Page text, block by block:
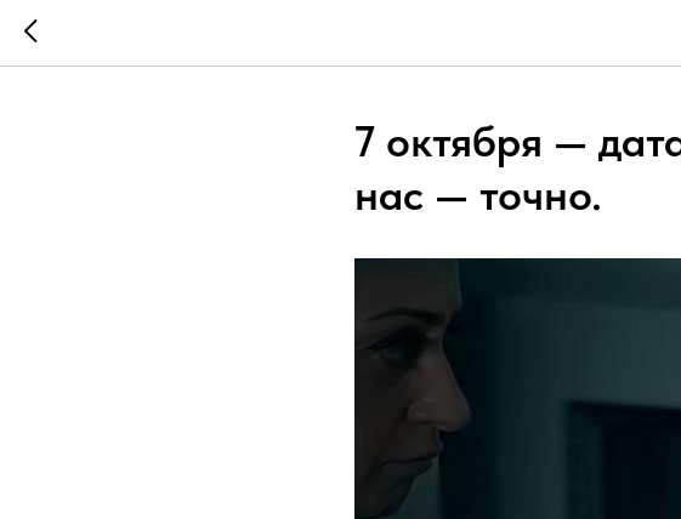
7 октября —
нас — точно.